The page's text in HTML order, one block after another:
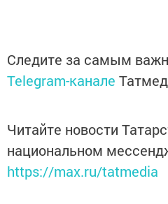
Следите за самым
Telegram-канале
Читайте новости
национальном
https://max.ru/tatmedia